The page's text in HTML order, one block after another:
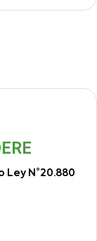
Ley N°20.880